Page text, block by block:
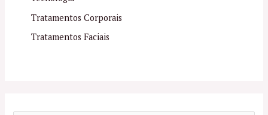
Tratamentos Corporais
Tratamentos Faciais